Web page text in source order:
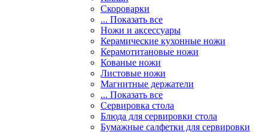
Скороварки
... Показать все
Ножи и аксессуары
Керамические кухонные ножи
Керамотитановые ножи
Кованые ножи
Листовые ножи
Магнитные держатели
... Показать все
Сервировка стола
Блюда для сервировки стола
Бумажные салфетки для сервировки